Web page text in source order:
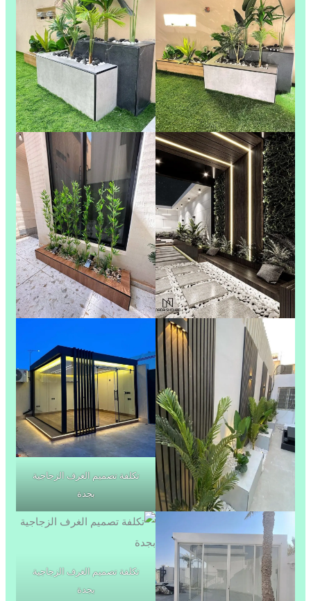
تكلفة تصميم الغرف الزجاجية
بجدة
تكلفة تصميم الغرف الزجاجية
بجدة